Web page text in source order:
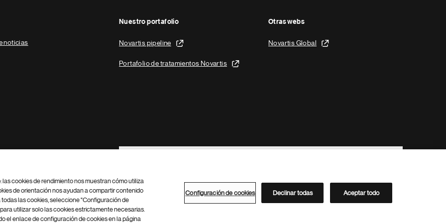
noticias
Nuestro portafolio
Novartis pipeline
Portafolio de tratamientos Novartis
Otras webs
Novartis Global
Footer Site Search
Configuración de cookies Mapa del sitio
Directorio de Novartis
cookies de rendimiento nos muestran cómo utiliza
de orientación nos ayudan a compartir contenido
las cookies, seleccione "Configuración de
utilizar solo las cookies estrictamente necesarias.
el enlace de configuración de cookies en la página
Configuración de cookies Declinar todas Aceptar todo